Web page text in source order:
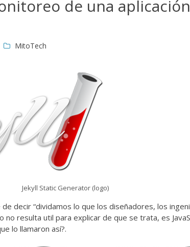
de una
MitoTech
Jekyll Static Generator (logo)
de decir “dividamos lo que los diseñadores, los
no resulta util para explicar de que se trata, es
lo llamaron así?.